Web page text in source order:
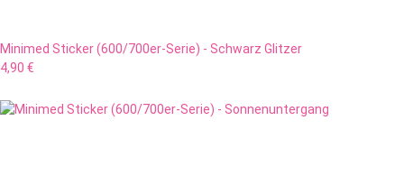
Minimed Sticker (600/700er-Serie) - Schwarz Glitzer
4,90 €